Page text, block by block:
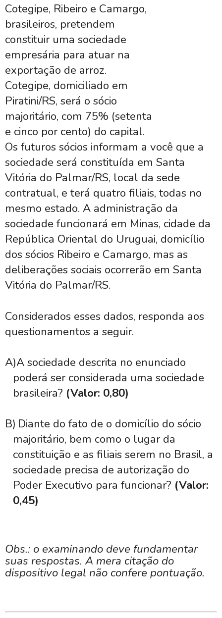
Cotegipe, Ribeiro e Camargo,
brasileiros, pretendem
constituir uma sociedade
empresária para atuar na
exportação de arroz.
Cotegipe, domiciliado em
Piratini/RS, será o sócio
majoritário, com 75% (setenta
e cinco por cento) do capital.
Os futuros sócios informam a você que a
sociedade será constituída em Santa
Vitória do Palmar/RS, local da sede
contratual, e terá quatro filiais, todas no
mesmo estado. A administração da
sociedade funcionará em Minas, cidade da
República Oriental do Uruguai, domicílio
dos sócios Ribeiro e Camargo, mas as
deliberações sociais ocorrerão em Santa
Vitória do Palmar/RS.
Considerados esses dados, responda aos
questionamentos a seguir.
A)A sociedade descrita no enunciado
poderá ser considerada uma sociedade
brasileira? (Valor: 0,80)
B) Diante do fato de o domicílio do sócio
majoritário, bem como o lugar da
constituição e as filiais serem no Brasil, a
sociedade precisa de autorização do
Poder Executivo para funcionar? (Valor:
0,45)
Obs.: o examinando deve fundamentar
suas respostas. A mera citação do
dispositivo legal não confere pontuação.